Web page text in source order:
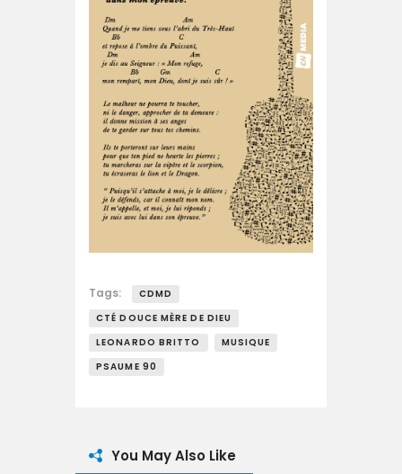
Tags:
CDMD
CTÉ DOUCE MÈRE DE DIEU
LEONARDO BRITTO
MUSIQUE
PSAUME 90
You May Also Like